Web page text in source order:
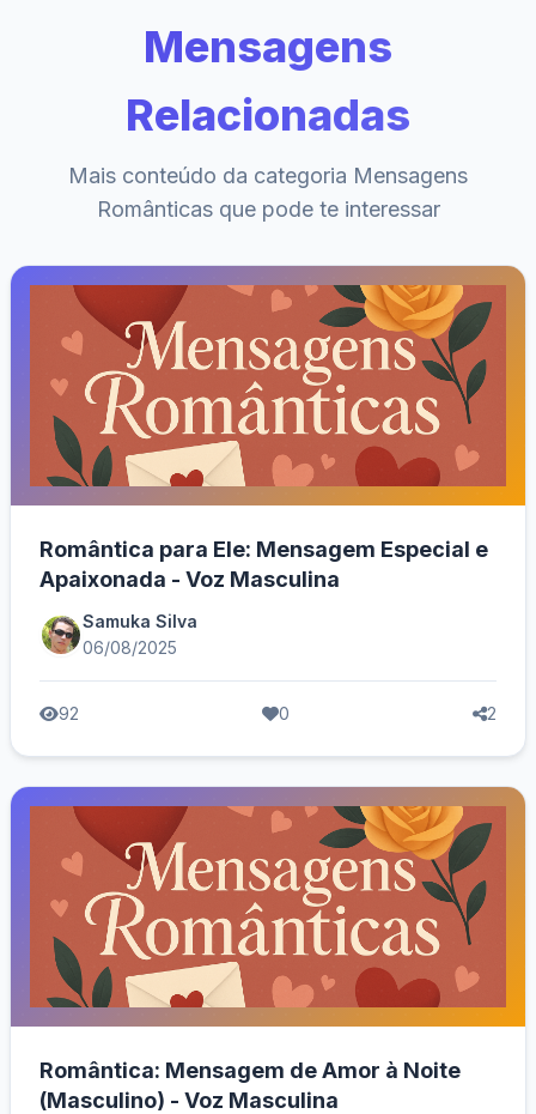
Mensagens
Relacionadas
Mais conteúdo da categoria Mensagens
Românticas que pode te interessar
Romântica para Ele: Mensagem Especial e
Apaixonada - Voz Masculina
Samuka Silva
06/08/2025
92 0 2
Romântica: Mensagem de Amor à Noite
(Masculino) - Voz Masculina